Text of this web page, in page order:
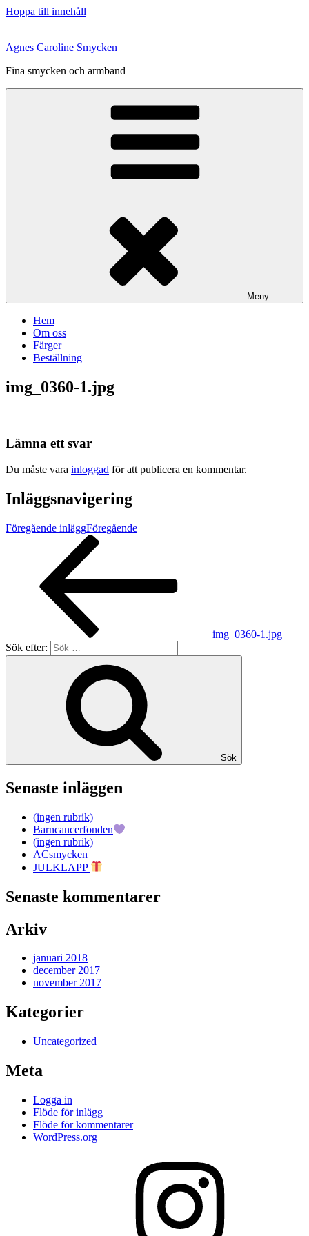
Hoppa till innehåll
Agnes Caroline Smycken
Fina smycken och armband
Meny
Hem
Om oss
Färger
Beställning
img_0360-1.jpg
Lämna ett svar
Du måste vara inloggad för att publicera en kommentar.
Inläggsnavigering
Föregående inläggFöregående
img_0360-1.jpg
Sök efter:
Sök
Senaste inläggen
(ingen rubrik)
Barncancerfonden
(ingen rubrik)
ACsmycken
JULKLAPP
Senaste kommentarer
Arkiv
januari 2018
december 2017
november 2017
Kategorier
Uncategorized
Meta
Logga in
Flöde för inlägg
Flöde för kommentarer
WordPress.org